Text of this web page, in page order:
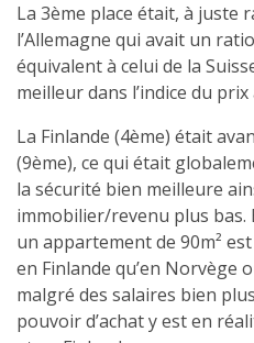
La 3ème place était, à juste
l’Allemagne qui avait un
équivalent à celui de la
meilleur dans l’indice du
La Finlande (4ème) était
(9ème), ce qui était
la sécurité bien meilleure
immobilier/revenu plus bas.
un appartement de 90m²
en Finlande qu’en Norvège
malgré des salaires bien
pouvoir d’achat y est en